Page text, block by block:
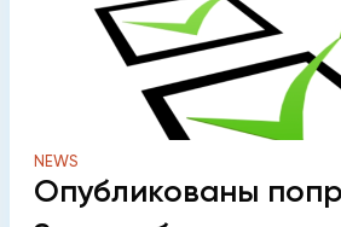
NEWS
Опубликованы